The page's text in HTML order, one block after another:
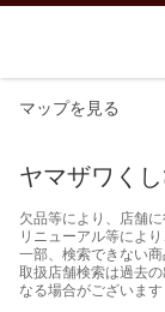
マップを見る
ヤマザワく
欠品等により、店舗
リニューアル等によ
一部、検索できない
取扱店舗検索は過去
なる場合がございます